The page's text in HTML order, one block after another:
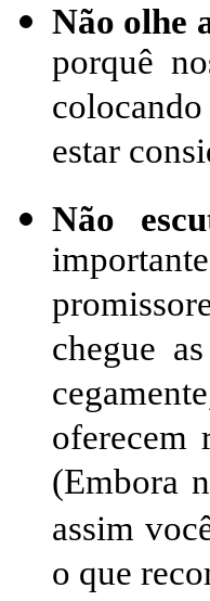
Não olhe
porquê
estar
Não
chegue
oferecem
(Embora
assim
o que